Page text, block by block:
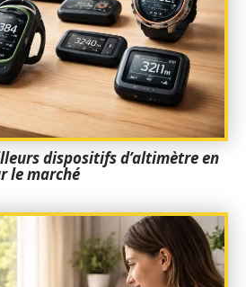
dispositifs d’altimètre en
le marché